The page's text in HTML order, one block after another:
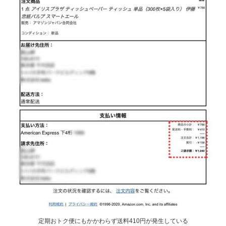
定期おトク便にもかかわらず送料410円が発生している